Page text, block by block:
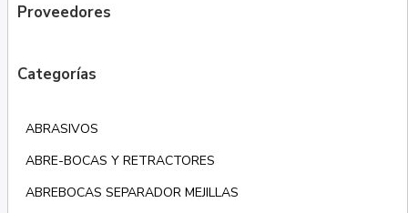
Proveedores
Categorías
ABRASIVOS
ABRE-BOCAS Y RETRACTORES
ABREBOCAS SEPARADOR MEJILLAS